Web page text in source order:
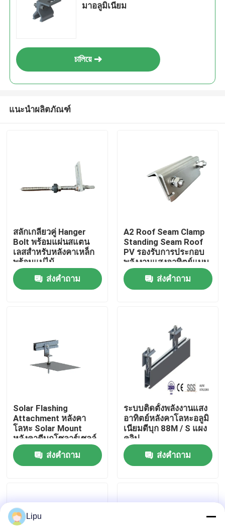
บ้าน
สินค้า
เกี่ยวกับเรา
ควบคุมคุณภาพ
ติดต่อเรา
ระบบติดตั้งพลังงานแสงอาทิตย์
มาอลูมิเนียม
চালিয়ে
แนะนำผลิตภัณฑ์
สลักเกลียวคู่ Hanger
Bolt พร้อมแผ่นสแตน
เลสสำหรับหลังคาเหล็ก
พร้อมแปไม้
ส่งคำถาม
A2 Roof Seam Clamp
Standing Seam Roof
PV รองรับการประกอบ
พลังงานแสงอาทิตย์แบบ
โซลาร์เซลล์
ส่งคำถาม
Solar Flashing
Attachment หลังคา
โลหะ Solar Mount
หลังคาดีบุกโซลาร์เซลล์
ส่งคำถาม
ระบบติดตั้งพลังงานแสง
อาทิตย์หลังคาโลหะอลูมิ
เนียมดีบุก 88M / S แผง
คลิป
ส่งคำถาม
Lipu